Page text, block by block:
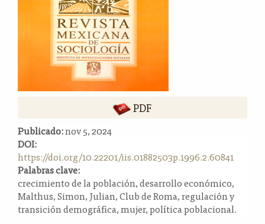
a
a
r
r
a
l
a
t
PDF
Publicado:nov 5, 2024
DOI:
https://doi.org/10.22201/iis.01882503p.1996.2.60841
Palabras clave:
crecimiento de la población, desarrollo económico,
Malthus, Simon, Julian, Club de Roma, regulación y
transición demográfica, mujer, política poblacional.